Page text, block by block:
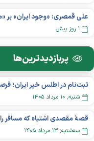
علی قمصری: «وجود ایران» بر
۱ روز پیش
پربازدید‌ترین‌ها
شنبه, ۱۰ مرداد ۱۴۰۵
قصهٔ مقصدی اشتباه که مسافر
سه‌شنبه, ۱۳ مرداد ۱۴۰۵